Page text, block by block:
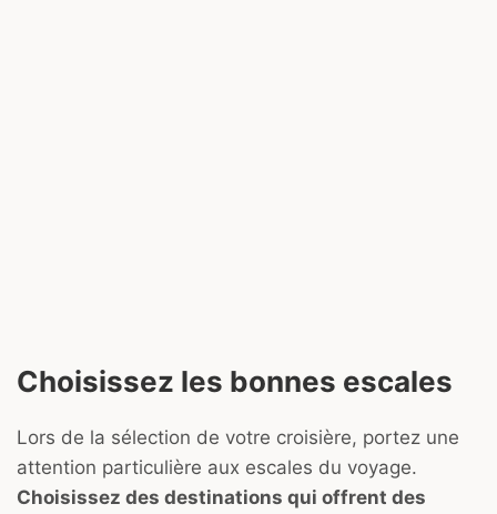
Choisissez les bonnes escales
Lors de la sélection de votre croisière, portez une
attention particulière aux escales du voyage.
Choisissez des destinations qui offrent des